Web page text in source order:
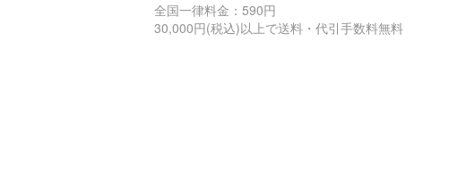
全国一律料金：590円
30,000円(税込)以上で送料・代引手数料無料